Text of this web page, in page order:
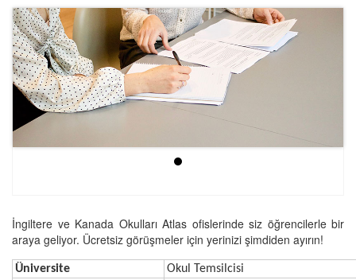
İngiltere ve Kanada Okulları Atlas ofislerinde siz öğrencilerle bir
araya geliyor. Ücretsiz görüşmeler için yerinizi şimdiden ayırın!
Üniversite
Okul Temsilcisi